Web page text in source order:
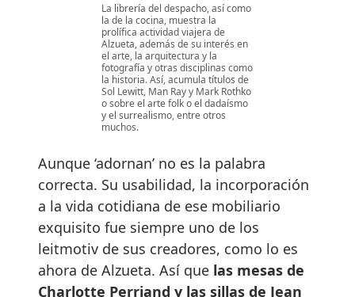
La librería del despacho, así como
la de la cocina, muestra la
prolífica actividad viajera de
Alzueta, además de su interés en
el arte, la arquitectura y la
fotografía y otras disciplinas como
la historia. Así, acumula títulos de
Sol Lewitt, Man Ray y Mark Rothko
o sobre el arte folk o el dadaísmo
y el surrealismo, entre otros
muchos.
Aunque ‘adornan’ no es la palabra
correcta. Su usabilidad, la incorporación
a la vida cotidiana de ese mobiliario
exquisito fue siempre uno de los
leitmotiv de sus creadores, como lo es
ahora de Alzueta. Así que las mesas de
Charlotte Perriand y las sillas de Jean